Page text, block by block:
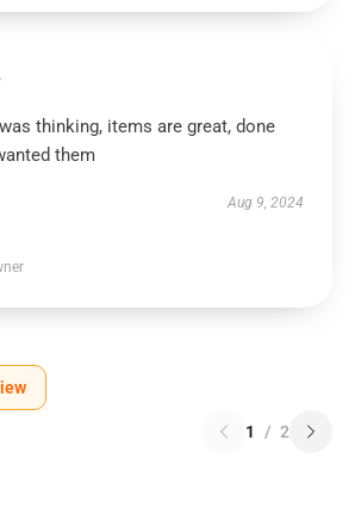
thinking, items are great, done
them
Aug 9, 2024
1 / 2